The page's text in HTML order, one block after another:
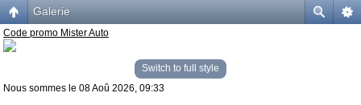
Galerie
Code promo Mister Auto
Switch to full style
Nous sommes le 08 Aoû 2026, 09:33